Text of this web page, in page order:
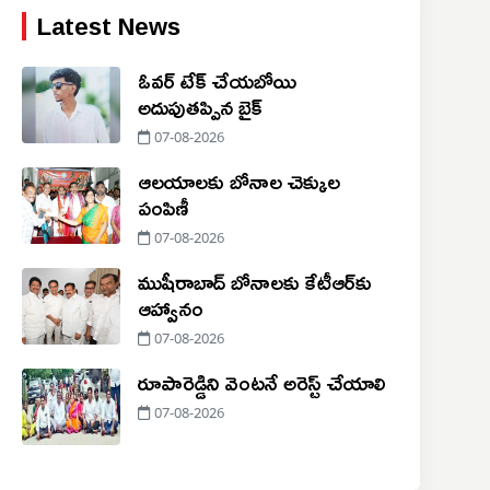
Latest News
ఓవర్ టేక్ చేయబోయి
అదుపుతప్పిన బైక్
07-08-2026
ఆలయాలకు బోనాల చెక్కుల
పంపిణీ
07-08-2026
ముషీరాబాద్ బోనాలకు కేటీఆర్‌కు
ఆహ్వానం
07-08-2026
రూపారెడ్డిని వెంటనే అరెస్ట్ చేయాలి
07-08-2026